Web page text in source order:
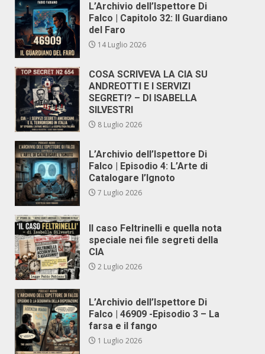
L’Archivio dell’Ispettore Di
Falco | Capitolo 32: Il Guardiano
del Faro
14 Luglio 2026
COSA SCRIVEVA LA CIA SU
ANDREOTTI E I SERVIZI
SEGRETI? – DI ISABELLA
SILVESTRI
8 Luglio 2026
L’Archivio dell’Ispettore Di
Falco | Episodio 4: L’Arte di
Catalogare l’Ignoto
7 Luglio 2026
Il caso Feltrinelli e quella nota
speciale nei file segreti della
CIA
2 Luglio 2026
L’Archivio dell’Ispettore Di
Falco | 46909 -Episodio 3 – La
farsa e il fango
1 Luglio 2026